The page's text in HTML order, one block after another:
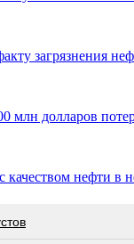
загрязнения
млн долларов
нефти в